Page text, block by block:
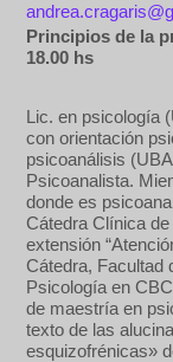
Principios de la
18.00 hs
Lic. en psicología
con orientación
psicoanálisis
Psicoanalista.
donde es
Cátedra Clínica
extensión
Cátedra, Facultad
Psicología en
de maestría en
texto de las
esquizofrénicas»